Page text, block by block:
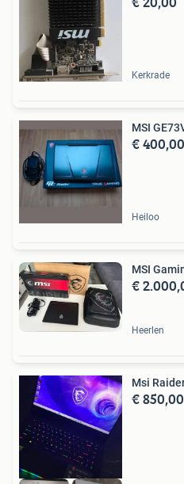
Kerkrade
MSI
€ 400,00
Heiloo
MSI
€
Heerlen
Msi
€ 850,00